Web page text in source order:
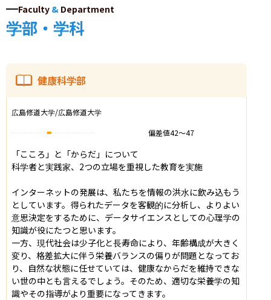
Faculty & Department
学部・学科
健康科学部
広島修道大学/広島修道大学
偏差値42〜47
「こころ」と「からだ」について
科学者と実践家、2つの立場を重視した教育を実施
インターネットの発展は、私たちを情報の洪水に飲み込もう
としています。得られたデータを客観的に分析し、よりよい
意思決定をするために、データサイエンスとしての心理学の
知識が役にたつと思います。
一方、現代社会は少子化と長寿命により、年齢構成が大きく
変り、格差拡大に伴う栄養バランスの偏りが問題となってお
り、自然な状態に任せていては、健康なからだを維持できな
い世の中とも言えるでしょう。そのため、適切な栄養学の知
識やその指導がより重要になってきます。